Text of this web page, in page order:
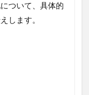
ついて、具体的
します。